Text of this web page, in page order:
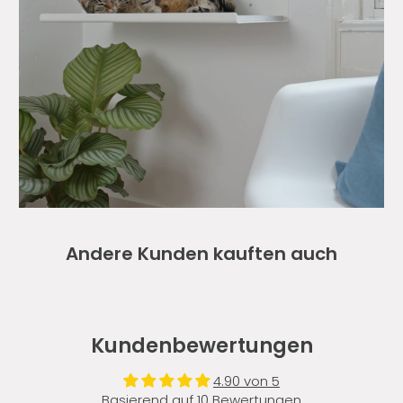
Andere Kunden kauften auch
Kundenbewertungen
4.90 von 5